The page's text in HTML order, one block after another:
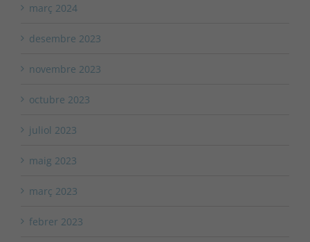
març 2024
desembre 2023
novembre 2023
octubre 2023
juliol 2023
maig 2023
març 2023
febrer 2023